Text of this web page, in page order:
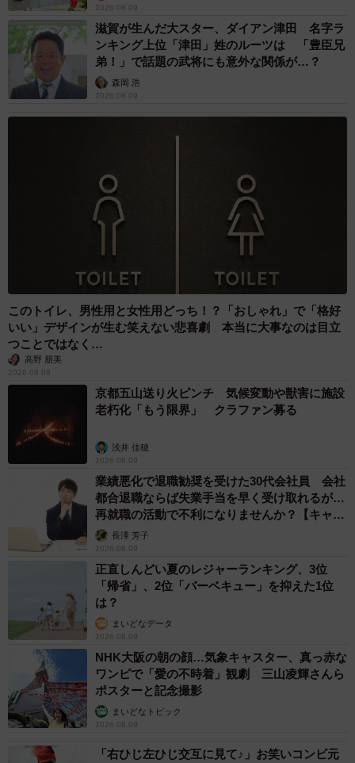
えめな性格で、ジャンプが得意だ」と言った。
「この子たち、小学生ながら立派に里親探しをしているん
だなと思いました」
メメちゃんは、みんなが帰っても平気だった。ごはんもし
っかり食べて、トイレも済ませ、家族に甘えていた。母猫
璧。爪を出したり、ひっかいたりしなかった。
MOAちゃんは、早くに親猫や兄弟猫と引き離されて、猫と
メメちゃんは、ジャンプして膝に飛び乗ってきたり、ベッ
ドで一緒に寝たりする甘え上手。猫好きがしてほしいこと
をしてくれる。MOAちゃんは、べったりというわけではな
かったが、メメちゃんが来てからは、負けずに甘えるよう
になった。メメちゃんが高いところに登ると、MOAちゃん
も負けじとチャレンジする。関西弁で言うと「ええコン
ビ」なのだ。
2026.08.09
滋賀が生んだ大スター、ダイアン津田 名字ラ
ンキング上位「津田」姓のルーツは 「豊臣兄
弟！」で話題の武将にも意外な関係が…？
森岡 浩
2026.08.09
このトイレ、男性用と女性用どっち！？「おしゃれ」で「格好
いい」デザインが生む笑えない悲喜劇 本当に大事なのは目立
つことではなく…
高野 朋美
2026.08.09
京都五山送り火ピンチ 気候変動や獣害に施設
老朽化「もう限界」 クラファン募る
浅井 佳穂
2026.08.09
業績悪化で退職勧奨を受けた30代会社員 会社
都合退職ならば失業手当を早く受け取れるが…
再就職の活動で不利になりませんか？【キャリ
アカウンセラーが解説】
長澤 芳子
2026.08.09
正直しんどい夏のレジャーランキング、3位
「帰省」、2位「バーベキュー」を抑えた1位
は？
まいどなデータ
2026.08.09
NHK大阪の朝の顔…気象キャスター、真っ赤な
ワンピで「愛の不時着」観劇 三山凌輝さんら
ポスターと記念撮影
まいどなトピック
2026.08.09
「右ひじ左ひじ交互に見て♪」お笑いコンビ元